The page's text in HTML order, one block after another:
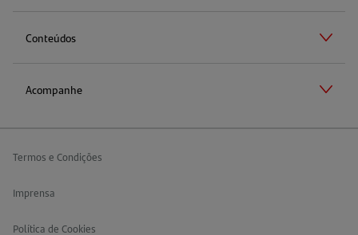
Conteúdos
Acompanhe
Termos e Condições
Imprensa
Política de Cookies